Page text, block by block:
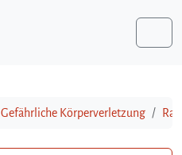
Gefährliche Körperverletzung